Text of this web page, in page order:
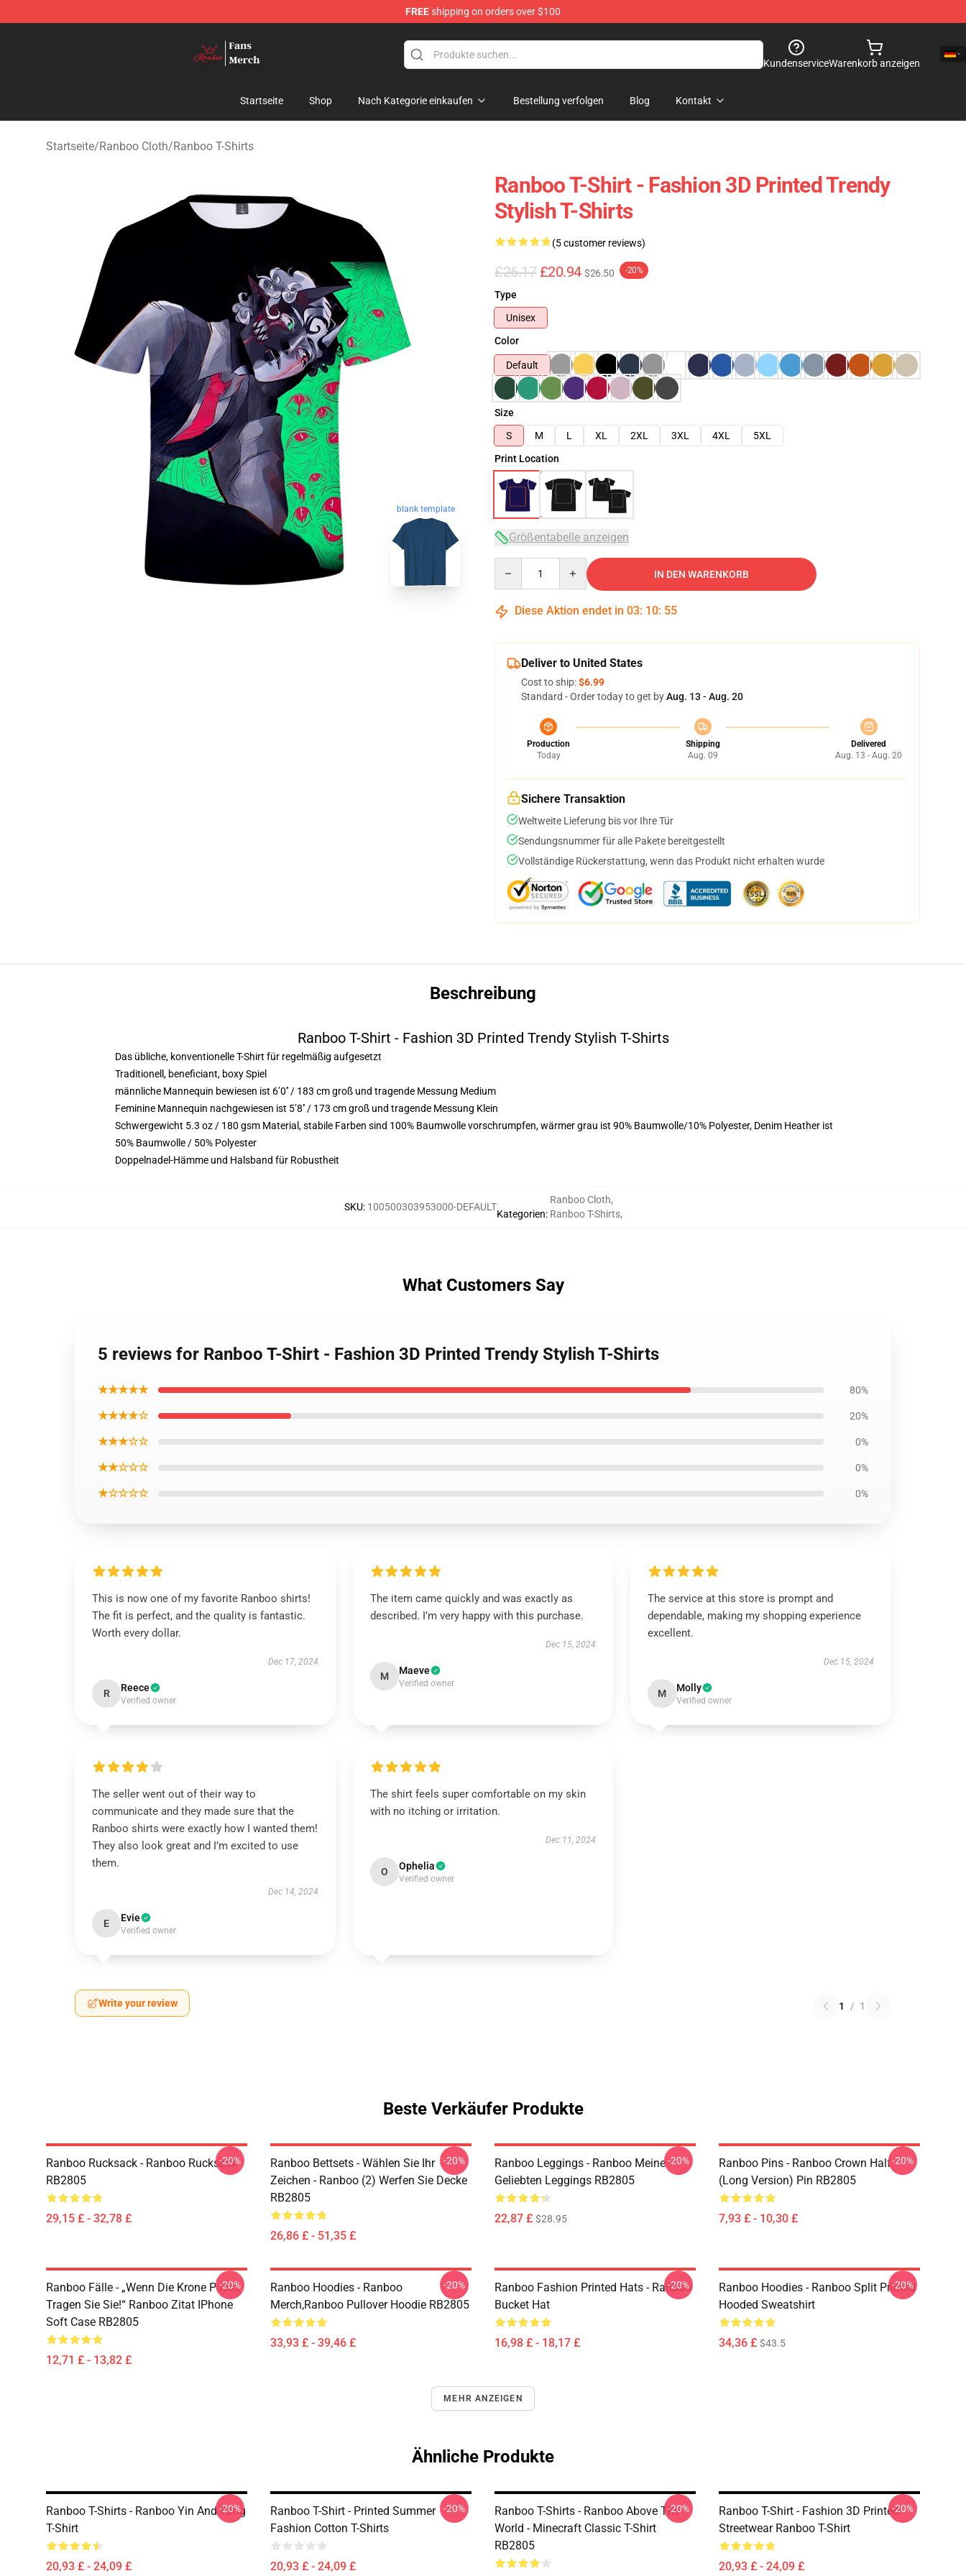
FREEshipping on orders over $100
KundenserviceWarenkorb anzeigen
Startseite Shop Nach Kategorie einkaufen Bestellung verfolgen Blog Kontakt
Startseite/Ranboo Cloth/Ranboo T-Shirts
blank template
Ranboo T-Shirt - Fashion 3D Printed Trendy
Stylish T-Shirts
(5 customer reviews)
£26.17 £20.94 $26.50 -20%
Type
Unisex
Color
Default
Size
S
M L XL 2XL 3XL 4XL
5XL
Print Location
Größentabelle anzeigen
IN DEN WARENKORB
Diese Aktion endet in 03: 10: 54
Deliver to United States
Cost to ship:$6.99
Standard - Order today to get byAug. 13 - Aug. 20
Production
Today
Shipping
Aug. 09
Delivered
Aug. 13 - Aug. 20
Sichere Transaktion
Weltweite Lieferung bis vor Ihre Tür
Sendungsnummer für alle Pakete bereitgestellt
Vollständige Rückerstattung, wenn das Produkt nicht erhalten wurde
Beschreibung
Ranboo T-Shirt - Fashion 3D Printed Trendy Stylish T-Shirts
Das übliche, konventionelle T-Shirt für regelmäßig aufgesetzt
Traditionell, beneficiant, boxy Spiel
männliche Mannequin bewiesen ist 6’0′′ / 183 cm groß und tragende Messung Medium
Feminine Mannequin nachgewiesen ist 5’8′′ / 173 cm groß und tragende Messung Klein
Schwergewicht 5.3 oz / 180 gsm Material, stabile Farben sind 100% Baumwolle vorschrumpfen, wärmer grau ist 90% Baumwolle/10% Polyester, Denim Heather ist
50% Baumwolle / 50% Polyester
Doppelnadel-Hämme und Halsband für Robustheit
SKU: 100500303953000-DEFAULT
Kategorien:
Ranboo Cloth,
Ranboo T-Shirts,
What Customers Say
5 reviews for Ranboo T-Shirt - Fashion 3D Printed Trendy Stylish T-Shirts
★★★★★ 80%
★★★★☆ 20%
★★★☆☆ 0%
★★☆☆☆ 0%
★☆☆☆☆ 0%
This is now one of my favorite Ranboo shirts!
The fit is perfect, and the quality is fantastic.
Worth every dollar.
Dec 17, 2024
R Reece
Verified owner
The item came quickly and was exactly as
described. I’m very happy with this purchase.
Dec 15, 2024
M Maeve
Verified owner
The service at this store is prompt and
dependable, making my shopping experience
excellent.
Dec 15, 2024
M Molly
Verified owner
The seller went out of their way to
communicate and they made sure that the
Ranboo shirts were exactly how I wanted them!
They also look great and I’m excited to use
them.
Dec 14, 2024
E Evie
Verified owner
The shirt feels super comfortable on my skin
with no itching or irritation.
Dec 11, 2024
O Ophelia
Verified owner
Write your review 1 / 1
Beste Verkäufer Produkte
Ranboo Rucksack - Ranboo Rucksack
RB2805
29,15 £ - 32,78 £
-20%
Ranboo Bettsets - Wählen Sie Ihr
Zeichen - Ranboo (2) Werfen Sie Decke
RB2805
26,86 £ - 51,35 £
-20%
Ranboo Leggings - Ranboo Meine
Geliebten Leggings RB2805
22,87 £ $28.95
-20%
Ranboo Pins - Ranboo Crown Half
(long Version) Pin RB2805
7,93 £ - 10,30 £
-20%
Ranboo Fälle - „Wenn Die Krone Passt,
Tragen Sie Sie!“ Ranboo Zitat IPhone
Soft Case RB2805
12,71 £ - 13,82 £
-20%
Ranboo Hoodies - Ranboo
Merch,Ranboo Pullover Hoodie RB2805
33,93 £ - 39,46 £
-20%
Ranboo Fashion Printed Hats - Ranboo
Bucket Hat
16,98 £ - 18,17 £
-20%
Ranboo Hoodies - Ranboo Split Printed
Hooded Sweatshirt
34,36 £ $43.5
-20%
MEHR ANZEIGEN
Ähnliche Produkte
Ranboo T-Shirts - Ranboo Yin And Yang
T-Shirt
20,93 £ - 24,09 £
-20%
Ranboo T-Shirt - Printed Summer
Fashion Cotton T-Shirts
20,93 £ - 24,09 £
-20%
Ranboo T-Shirts - Ranboo Above The
World - Minecraft Classic T-Shirt
RB2805
-20%
Ranboo T-Shirt - Fashion 3D Printed
Streetwear Ranboo T-Shirt
20,93 £ - 24,09 £
-20%